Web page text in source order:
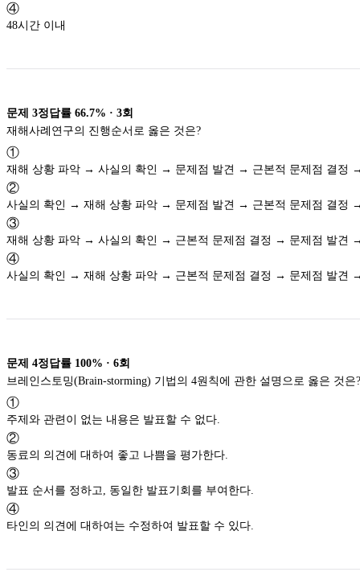
④
48시간 이내
문제 3정답률 66.7% · 3회
재해사례연구의 진행순서로 옳은 것은?
①
재해 상황 파악 → 사실의 확인 → 문제점 발견 → 근본적 문제점 결정
②
사실의 확인 → 재해 상황 파악 → 문제점 발견 → 근본적 문제점 결정
③
재해 상황 파악 → 사실의 확인 → 근본적 문제점 결정 → 문제점 발견
④
사실의 확인 → 재해 상황 파악 → 근본적 문제점 결정 → 문제점 발견
문제 4정답률 100% · 6회
브레인스토밍(Brain-storming) 기법의 4원칙에 관한 설명으로 옳은 것은?
①
주제와 관련이 없는 내용은 발표할 수 없다.
②
동료의 의견에 대하여 좋고 나쁨을 평가한다.
③
발표 순서를 정하고, 동일한 발표기회를 부여한다.
④
타인의 의견에 대하여는 수정하여 발표할 수 있다.